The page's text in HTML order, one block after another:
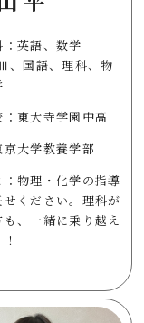
：英語、数学
国語、理科、物
：東大寺学園中高
京大学教養学部
：物理・化学の指導
せください。理科が
も、一緒に乗り越え